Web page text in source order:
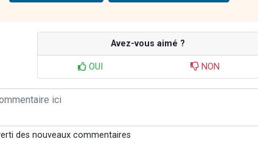
Avez-vous aimé ?
OUI NON
des nouveaux commentaires